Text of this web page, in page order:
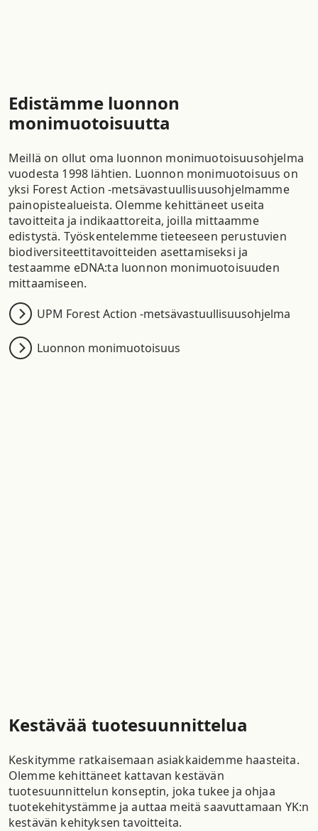
Edistämme luonnon
monimuotoisuutta
Meillä on ollut oma luonnon monimuotoisuusohjelma
vuodesta 1998 lähtien. Luonnon monimuotoisuus on
yksi Forest Action -metsävastuullisuusohjelmamme
painopistealueista. Olemme kehittäneet useita
tavoitteita ja indikaattoreita, joilla mittaamme
edistystä. Työskentelemme tieteeseen perustuvien
biodiversiteettitavoitteiden asettamiseksi ja
testaamme eDNA:ta luonnon monimuotoisuuden
mittaamiseen.
UPM Forest Action -metsävastuullisuusohjelma
Luonnon monimuotoisuus
Kestävää tuotesuunnittelua
Keskitymme ratkaisemaan asiakkaidemme haasteita.
Olemme kehittäneet kattavan kestävän
tuotesuunnittelun konseptin, joka tukee ja ohjaa
tuotekehitystämme ja auttaa meitä saavuttamaan YK:n
kestävän kehityksen tavoitteita.